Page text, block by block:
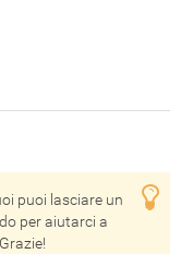
puoi lasciare un
per aiutarci a